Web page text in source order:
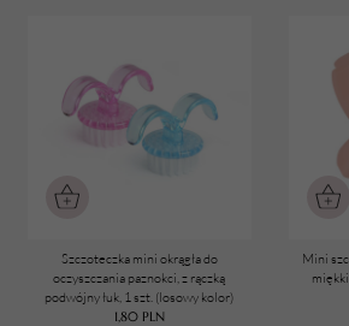
Szczoteczka mini okrągła do
oczyszczania paznokci, z rączką
podwójny łuk, 1 szt. (losowy kolor)
1,80 PLN
Mini